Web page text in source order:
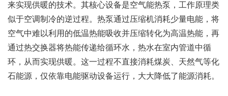
来实现供暖的技术。其核心设备是空气能热泵，工作原理类
似于空调制冷的逆过程。热泵通过压缩机消耗少量电能，将
空气中难以利用的低温热能吸收并压缩转化为高温热能，再
通过热交换器将热能传递给循环水，热水在室内管道中循
环，从而实现供暖。这一过程不直接消耗煤炭、天然气等化
石能源，仅依靠电能驱动设备运行，大大降低了能源消耗。